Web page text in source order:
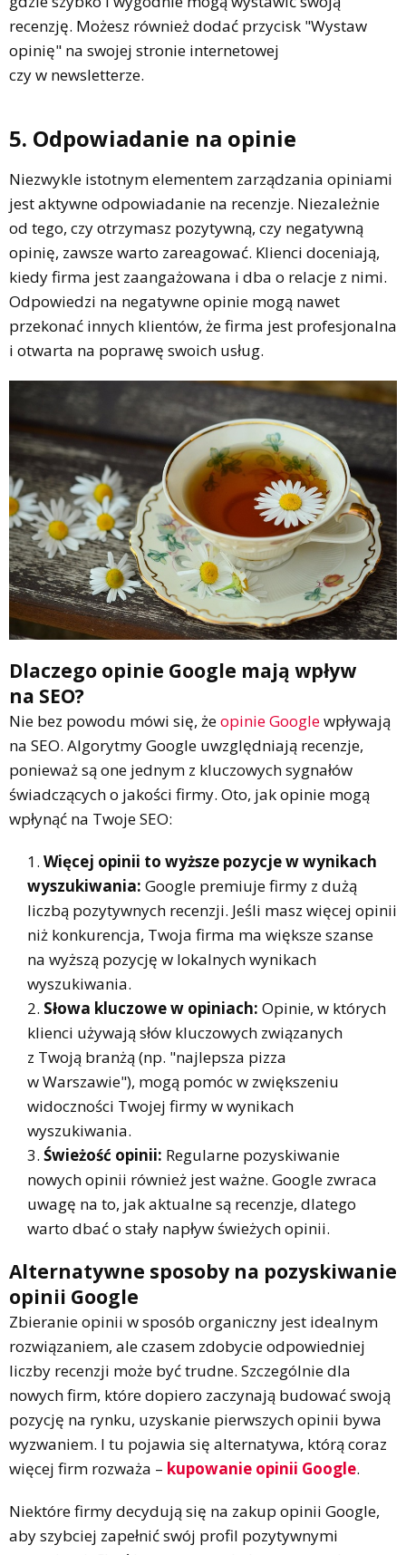
recenzję. Możesz również dodać przycisk "Wystaw
opinię" na swojej stronie internetowej
czy w newsletterze.
5. Odpowiadanie na opinie
Niezwykle istotnym elementem zarządzania opiniami
jest aktywne odpowiadanie na recenzje. Niezależnie
od tego, czy otrzymasz pozytywną, czy negatywną
opinię, zawsze warto zareagować. Klienci doceniają,
kiedy firma jest zaangażowana i dba o relacje z nimi.
Odpowiedzi na negatywne opinie mogą nawet
przekonać innych klientów, że firma jest profesjonalna
i otwarta na poprawę swoich usług.
Dlaczego opinie Google mają wpływ
na SEO?
Nie bez powodu mówi się, żeopinie Googlewpływają
na SEO. Algorytmy Google uwzględniają recenzje,
ponieważ są one jednym z kluczowych sygnałów
świadczących o jakości firmy. Oto, jak opinie mogą
wpłynąć na Twoje SEO:
Więcej opinii to wyższe pozycje w wynikach
wyszukiwania: Google premiuje firmy z dużą
liczbą pozytywnych recenzji. Jeśli masz więcej opinii
niż konkurencja, Twoja firma ma większe szanse
na wyższą pozycję w lokalnych wynikach
wyszukiwania.
Słowa kluczowe w opiniach: Opinie, w których
klienci używają słów kluczowych związanych
z Twoją branżą (np. "najlepsza pizza
w Warszawie"), mogą pomóc w zwiększeniu
widoczności Twojej firmy w wynikach
wyszukiwania.
Świeżość opinii: Regularne pozyskiwanie
nowych opinii również jest ważne. Google zwraca
uwagę na to, jak aktualne są recenzje, dlatego
warto dbać o stały napływ świeżych opinii.
Alternatywne sposoby na pozyskiwanie
opinii Google
Zbieranie opinii w sposób organiczny jest idealnym
rozwiązaniem, ale czasem zdobycie odpowiedniej
liczby recenzji może być trudne. Szczególnie dla
nowych firm, które dopiero zaczynają budować swoją
pozycję na rynku, uzyskanie pierwszych opinii bywa
wyzwaniem. I tu pojawia się alternatywa, którą coraz
więcej firm rozważa – kupowanie opinii Google.
Niektóre firmy decydują się na zakup opinii Google,
aby szybciej zapełnić swój profil pozytywnymi